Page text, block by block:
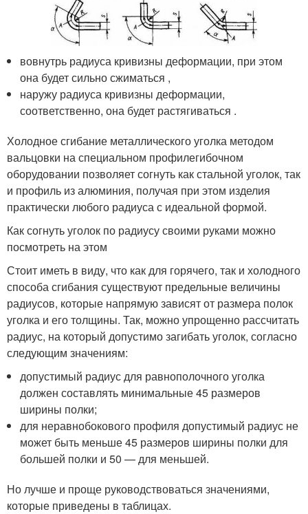
вовнутрь радиуса кривизны деформации, при этом
она будет сильно сжиматься ,
наружу радиуса кривизны деформации,
соответственно, она будет растягиваться .
Холодное сгибание металлического уголка методом
вальцовки на специальном профилегибочном
оборудовании позволяет согнуть как стальной уголок, так
и профиль из алюминия, получая при этом изделия
практически любого радиуса с идеальной формой.
Как согнуть уголок по радиусу своими руками можно
посмотреть на этом
Стоит иметь в виду, что как для горячего, так и холодного
способа сгибания существуют предельные величины
радиусов, которые напрямую зависят от размера полок
уголка и его толщины. Так, можно упрощенно рассчитать
радиус, на который допустимо загибать уголок, согласно
следующим значениям:
допустимый радиус для равнополочного уголка
должен составлять минимальные 45 размеров
ширины полки;
для неравнобокового профиля допустимый радиус не
может быть меньше 45 размеров ширины полки для
большей полки и 50 — для меньшей.
Но лучше и проще руководствоваться значениями,
которые приведены в таблицах.